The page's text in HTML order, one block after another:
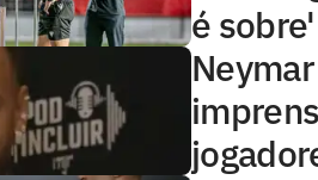
é sobre'